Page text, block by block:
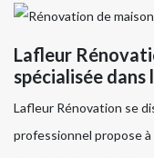
Lafleur
spécialisée
Lafleur Rénovation se
professionnel propose